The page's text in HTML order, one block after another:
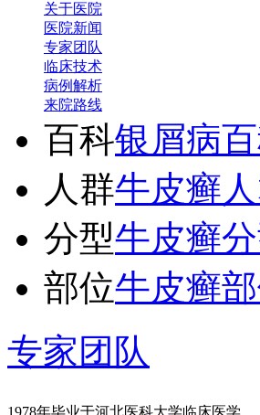
关于医院
医院新闻
专家团队
临床技术
病例解析
来院路线
百科银屑病
人群牛皮癣
分型牛皮癣
部位牛皮癣
专家团队
王宝旗 副主任医
专业（原博润医… 【详情】